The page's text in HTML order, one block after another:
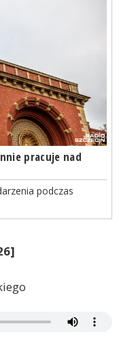
pracuje nad
podczas